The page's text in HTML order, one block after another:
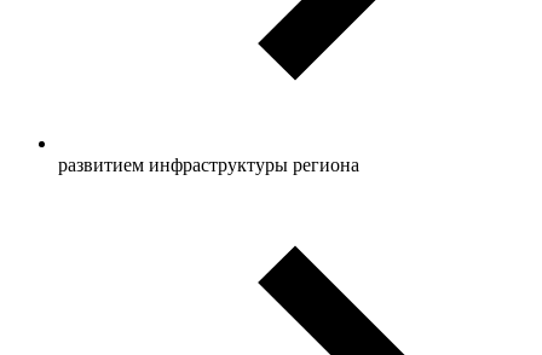
развитием инфраструктуры региона